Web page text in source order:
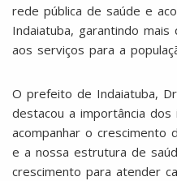
rede pública de saúde e
Indaiatuba, garantindo mais
aos serviços para a
O prefeito de Indaiatuba,
destacou a importância
acompanhar o crescimento
e a nossa estrutura de
crescimento para atender